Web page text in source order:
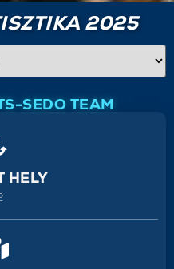
2025
SEDO TEAM
HELY